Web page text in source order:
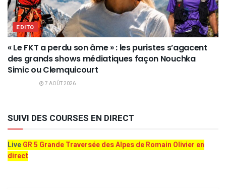
EDITO
« Le FKT a perdu son âme » : les puristes s’agacent
des grands shows médiatiques façon Nouchka
Simic ou Clemquicourt
7 AOÛT 2026
SUIVI DES COURSES EN DIRECT
LiveGR 5 Grande Traversée des Alpes de Romain Olivier en
direct